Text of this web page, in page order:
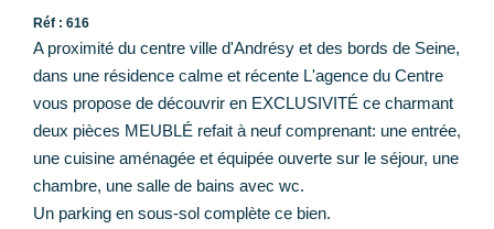
Réf : 616
A proximité du centre ville d'Andrésy et des bords de Seine,
dans une résidence calme et récente L'agence du Centre
vous propose de découvrir en EXCLUSIVITÉ ce charmant
deux pièces MEUBLÉ refait à neuf comprenant: une entrée,
une cuisine aménagée et équipée ouverte sur le séjour, une
chambre, une salle de bains avec wc.
Un parking en sous-sol complète ce bien.